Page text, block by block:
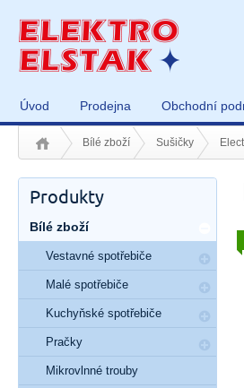
Úvod Prodejna Obchodní
Bílé zboží Sušičky
Produkty
Bílé zboží
Vestavné spotřebiče
Malé spotřebiče
Kuchyňské spotřebiče
Pračky
Mikrovlnné trouby